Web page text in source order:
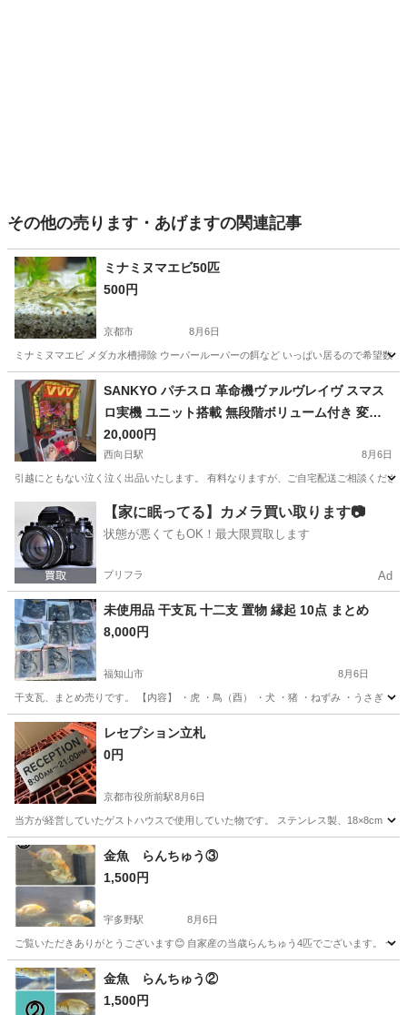
その他の売ります・あげますの関連記事
ミナミヌマエビ50匹
500円
京都市 8月6日
ミナミヌマエビ メダカ水槽掃除 ウーパールーパーの餌など いっぱい居るので希望数
京都 京都市
SANKYO パチスロ 革命機ヴァルヴレイヴ スマス
ロ実機 ユニット搭載 無段階ボリューム付き 変圧
済み
20,000円
西向日駅 8月6日
引越にともない泣く泣く出品いたします。 有料なりますが、ご自宅配送ご相談くだ
京都市 西向日駅 その他
【家に眠ってる】カメラ買い取ります📷
状態が悪くてもOK！最大限買取します
プリフラ Ad
未使用品 干支瓦 十二支 置物 縁起 10点 まとめ
8,000円
福知山市 8月6日
干支瓦、まとめ売りです。 【内容】 ・虎 ・鳥（酉） ・犬 ・猪 ・ねずみ ・うさぎ
京都 福知山市 その他
レセプション立札
0円
京都市役所前駅8月6日
当方が経営していたゲストハウスで使用していた物です。 ステンレス製、18×8cm
京都 京都市 京都市役所前駅 その他
金魚 らんちゅう③
1,500円
宇多野駅 8月6日
ご覧いただきありがとうございます😊 自家産の当歳らんちゅう4匹でございます。 一
京都 京都市 宇多野駅 その他
金魚 らんちゅう②
1,500円